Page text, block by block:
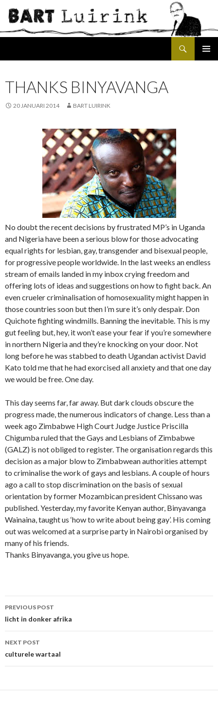
THANKS BINYAVANGA
20 JANUARI 2014 BART LUIRINK
No doubt the recent decisions by frustrated MP’s in Uganda
and Nigeria have been a serious blow for those advocating
equal rights for lesbian, gay, transgender and bisexual people,
for progressive people worldwide. In the last weeks an endless
stream of emails landed in my inbox crying freedom and
offering lots of ideas and suggestions on how to fight back. An
even crueler criminalisation of homosexuality might happen in
those countries soon but then I’m sure it’s only despair. Don
Quichote fighting windmills. Banning the inevitable. This is my
gut feeling but, hey, it won’t ease your fear if you’re somewhere
in northern Nigeria and they’re knocking on your door. Not
long before he was stabbed to death Ugandan activist David
Kato told me that he had exorcised all anxiety and that one day
we would be free. One day.
This day seems far, far away. But dark clouds obscure the
progress made, the numerous indicators of change. Less than a
week ago Zimbabwe High Court Judge Justice Priscilla
Chigumba ruled that the Gays and Lesbians of Zimbabwe
(GALZ) is not obliged to register. The organisation regards this
decision as a major blow to Zimbabwean authorities attempt
to criminalise the work of gays and lesbians. A couple of hours
ago a call to stop discrimination on the basis of sexual
orientation by former Mozambican president Chissano was
published. Yesterday, my favorite Kenyan author, Binyavanga
Wainaina, taught us ‘how to write about being gay’. His coming
out was welcomed at a surprise party in Nairobi organised by
many of his friends.
Thanks Binyavanga, you give us hope.
Post
navigation
PREVIOUS POST
licht in donker afrika
NEXT POST
culturele wartaal